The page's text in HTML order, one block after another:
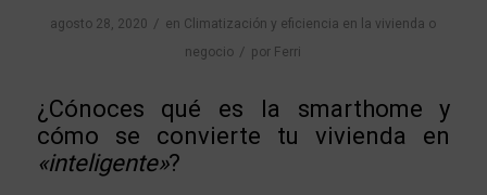
agosto 28, 2020 / en Climatización y eficiencia en la vivienda o
negocio / por Ferri
¿Cónoces qué es la smarthome y
cómo se convierte tu vivienda en
«inteligente»?